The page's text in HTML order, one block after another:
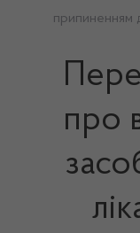
припиненням
про